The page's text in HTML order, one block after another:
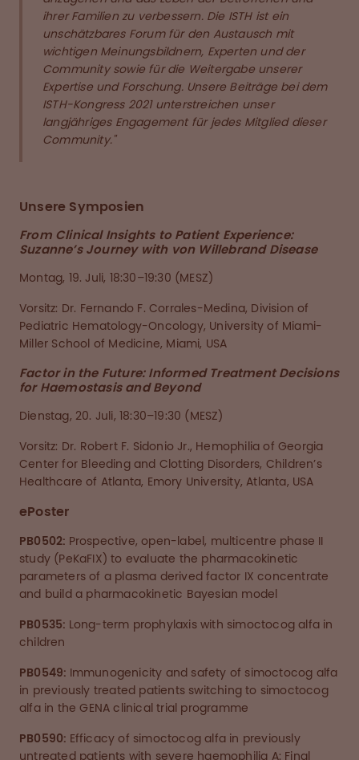
ihrer Familien zu verbessern. Die ISTH ist ein
unschätzbares Forum für den Austausch mit
wichtigen Meinungsbildnern, Experten und der
Community sowie für die Weitergabe unserer
Expertise und Forschung. Unsere Beiträge bei dem
ISTH-Kongress 2021 unterstreichen unser
langjähriges Engagement für jedes Mitglied dieser
Community."
Unsere Symposien
From Clinical Insights to Patient Experience:
Suzanne’s Journey with von Willebrand Disease
Montag, 19. Juli, 18:30–19:30 (MESZ)
Vorsitz: Dr. Fernando F. Corrales-Medina, Division of
Pediatric Hematology-Oncology, University of Miami-
Miller School of Medicine, Miami, USA
Factor in the Future: Informed Treatment Decisions
for Haemostasis and Beyond
Dienstag, 20. Juli, 18:30–19:30 (MESZ)
Vorsitz: Dr. Robert F. Sidonio Jr., Hemophilia of Georgia
Center for Bleeding and Clotting Disorders, Children’s
Healthcare of Atlanta, Emory University, Atlanta, USA
ePoster
PB0502: Prospective, open-label, multicentre phase II
study (PeKaFIX) to evaluate the pharmacokinetic
parameters of a plasma derived factor IX concentrate
and build a pharmacokinetic Bayesian model
PB0535: Long-term prophylaxis with simoctocog alfa in
children
PB0549: Immunogenicity and safety of simoctocog alfa
in previously treated patients switching to simoctocog
alfa in the GENA clinical trial programme
PB0590: Efficacy of simoctocog alfa in previously
untreated patients with severe haemophilia A: Final